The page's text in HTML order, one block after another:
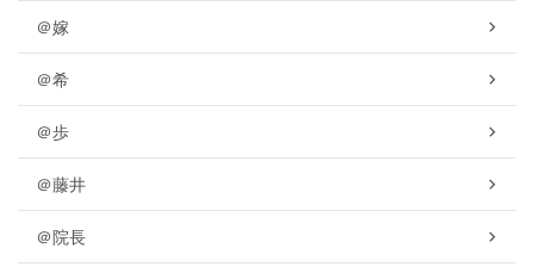
＠嫁
＠希
＠歩
＠藤井
＠院長